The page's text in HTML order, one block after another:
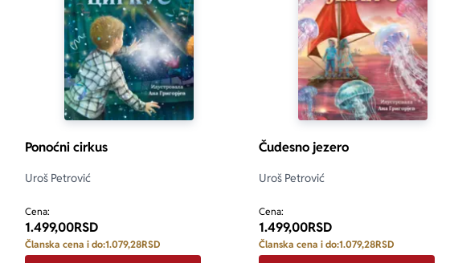
Ponoćni cirkus
Uroš Petrović
Cena:
1.499,00RSD
Članska cena i do:1.079,28RSD
Čudesno jezero
Uroš Petrović
Cena:
1.499,00RSD
Članska cena i do:1.079,28RSD